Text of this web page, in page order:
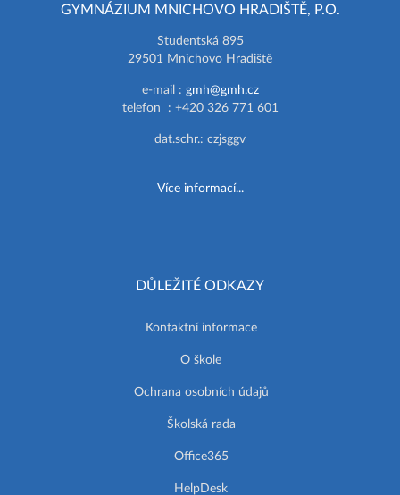
GYMNÁZIUM MNICHOVO HRADIŠTĚ, P.O.
Studentská 895
29501 Mnichovo Hradiště
e-mail : gmh@gmh.cz
telefon : +420 326 771 601
dat.schr.: czjsggv
Více informací...
DŮLEŽITÉ ODKAZY
Kontaktní informace
O škole
Ochrana osobních údajů
Školská rada
Office365
HelpDesk